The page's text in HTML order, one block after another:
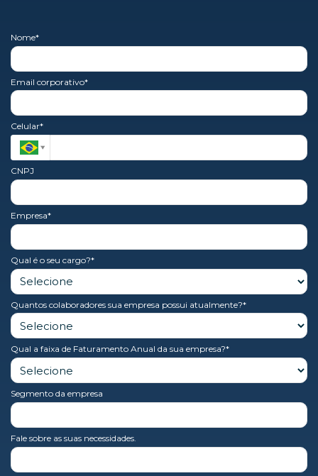
Nome*
Email corporativo*
Celular*
CNPJ
Empresa*
Qual é o seu cargo?*
Quantos colaboradores sua empresa possui atualmente?*
Qual a faixa de Faturamento Anual da sua empresa?*
Segmento da empresa
Fale sobre as suas necessidades.